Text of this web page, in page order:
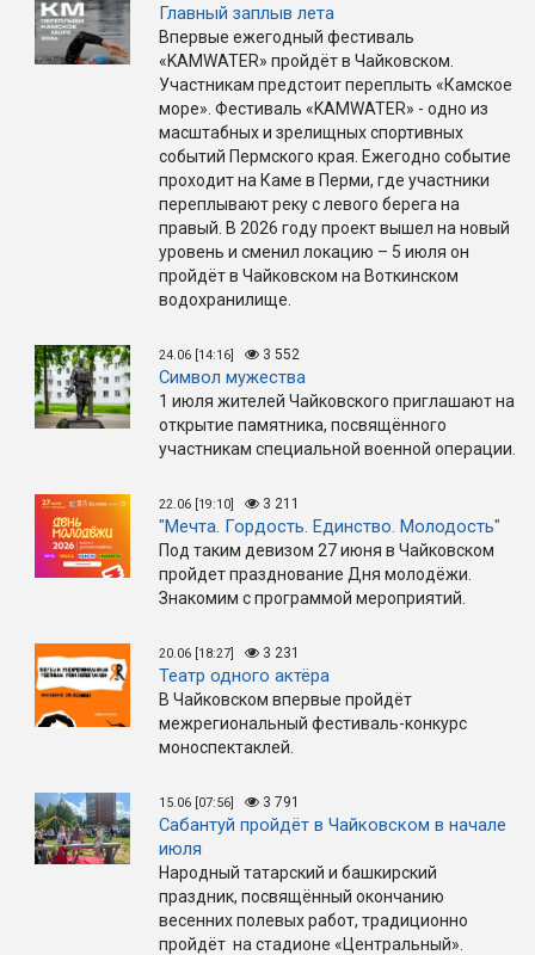
Главный заплыв лета
Впервые ежегодный фестиваль
«KAMWATER» пройдёт в Чайковском.
Участникам предстоит переплыть «Камское
море». Фестиваль «KAMWATER» - одно из
масштабных и зрелищных спортивных
событий Пермского края. Ежегодно событие
проходит на Каме в Перми, где участники
переплывают реку с левого берега на
правый. В 2026 году проект вышел на новый
уровень и сменил локацию – 5 июля он
пройдёт в Чайковском на Воткинском
водохранилище.
24.06 [14:16] 3 552
Символ мужества
1 июля жителей Чайковского приглашают на
открытие памятника, посвящённого
участникам специальной военной операции.
22.06 [19:10] 3 211
"Мечта. Гордость. Единство. Молодость"
Под таким девизом 27 июня в Чайковском
пройдет празднование Дня молодёжи.
Знакомим с программой мероприятий.
20.06 [18:27] 3 231
Театр одного актёра
В Чайковском впервые пройдёт
межрегиональный фестиваль-конкурс
моноспектаклей.
15.06 [07:56] 3 791
Сабантуй пройдёт в Чайковском в начале
июля
Народный татарский и башкирский
праздник, посвящённый окончанию
весенних полевых работ, традиционно
пройдёт на стадионе «Центральный».